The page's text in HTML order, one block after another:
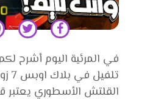
في المرئية اليوم أشرح